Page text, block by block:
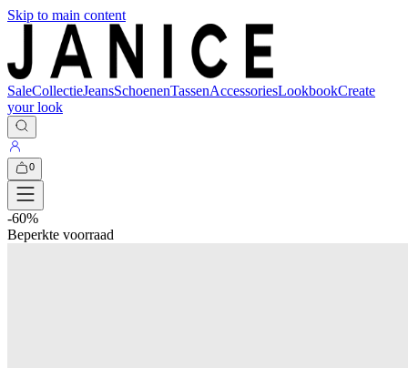
Skip to main content
SaleCollectieJeansSchoenenTassenAccessoriesLookbookCreate
your look
0
-60%
Beperkte voorraad